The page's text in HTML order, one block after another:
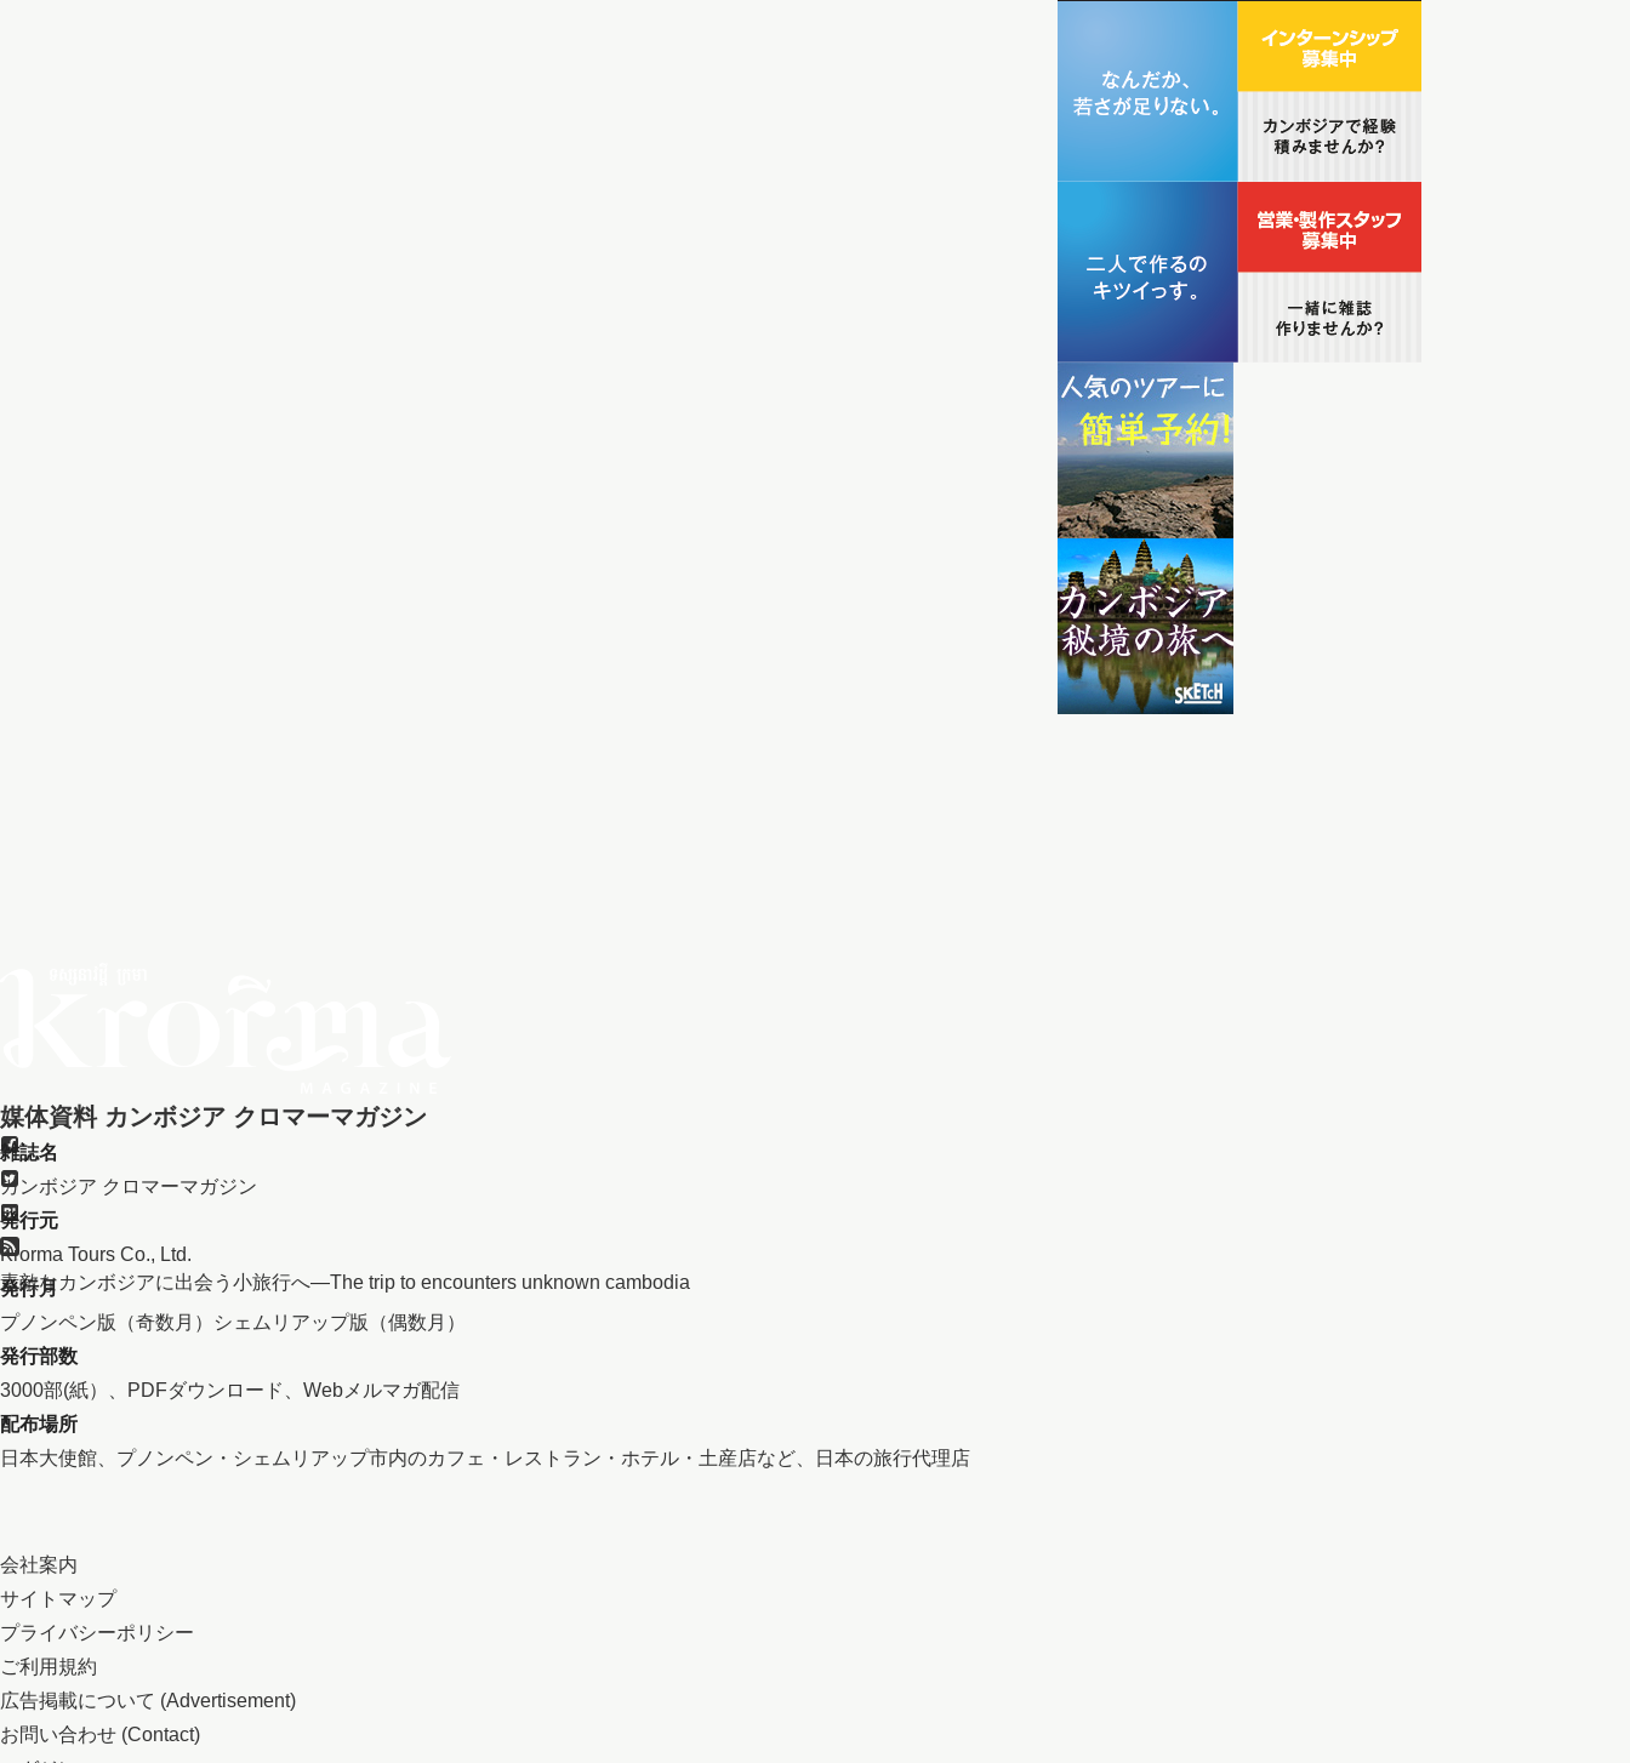
素敵なカンボジアに出会う小旅行へ―The trip to encounters unknown cambodia
媒体資料 カンボジア クロマーマガジン
雑誌名
カンボジア クロマーマガジン
発行元
Krorma Tours Co., Ltd.
発行月
プノンペン版（奇数月）シェムリアップ版（偶数月）
発行部数
3000部(紙）、PDFダウンロード、Webメルマガ配信
配布場所
日本大使館、プノンペン・シェムリアップ市内のカフェ・レストラン・ホテル・土産店など、日本の旅行代理店
会社案内
サイトマップ
プライバシーポリシー
ご利用規約
広告掲載について (Advertisement)
お問い合わせ (Contact)